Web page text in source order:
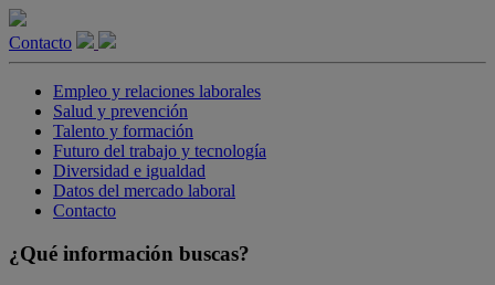
Contacto
Empleo y relaciones laborales
Salud y prevención
Talento y formación
Futuro del trabajo y tecnología
Diversidad e igualdad
Datos del mercado laboral
Contacto
¿Qué información buscas?